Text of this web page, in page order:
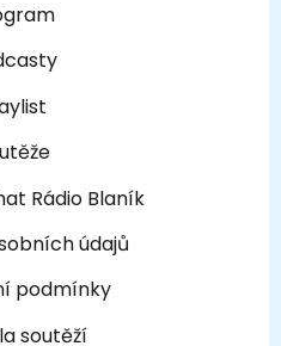
Rádio Blaník
údajů
podmínky
soutěží